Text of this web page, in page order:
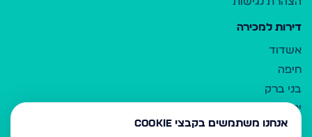
דירות למכירה
אשדוד
חיפה
בני ברק
ירושלים
אלעד
אנחנו משתמשים בקבצי Cookie